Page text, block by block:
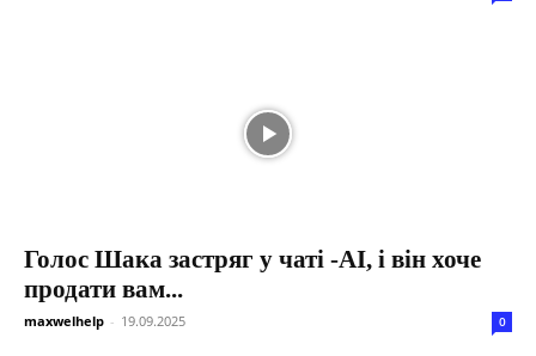
Голос Шака застряг у чаті -AI, і він хоче
продати вам...
maxwelhelp - 19.09.2025 0